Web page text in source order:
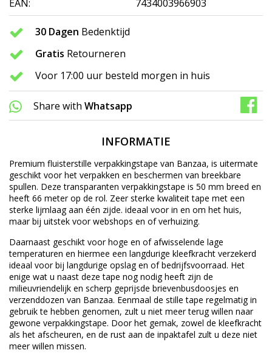
EAN:
7434003966903
30 Dagen Bedenktijd
Gratis Retourneren
Voor 17:00 uur besteld morgen in huis
Share with Whatsapp
INFORMATIE
Premium fluisterstille verpakkingstape van Banzaa, is uitermate
geschikt voor het verpakken en beschermen van breekbare
spullen. Deze transparanten verpakkingstape is 50 mm breed en
heeft 66 meter op de rol. Zeer sterke kwaliteit tape met een
sterke lijmlaag aan één zijde. ideaal voor in en om het huis,
maar bij uitstek voor webshops en of verhuizing.
Daarnaast geschikt voor hoge en of afwisselende lage
temperaturen en hiermee een langdurige kleefkracht verzekerd
ideaal voor bij langdurige opslag en of bedrijfsvoorraad. Het
enige wat u naast deze tape nog nodig heeft zijn de
milieuvriendelijk en scherp geprijsde brievenbusdoosjes en
verzenddozen van Banzaa. Eenmaal de stille tape regelmatig in
gebruik te hebben genomen, zult u niet meer terug willen naar
gewone verpakkingstape. Door het gemak, zowel de kleefkracht
als het afscheuren, en de rust aan de inpaktafel zult u deze niet
meer willen missen.